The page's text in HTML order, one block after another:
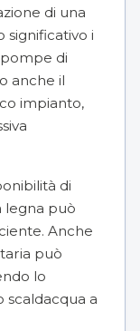
di una
significativo i
di
anche il
impianto,
di
legna può
Anche
può
lo
scaldacqua a